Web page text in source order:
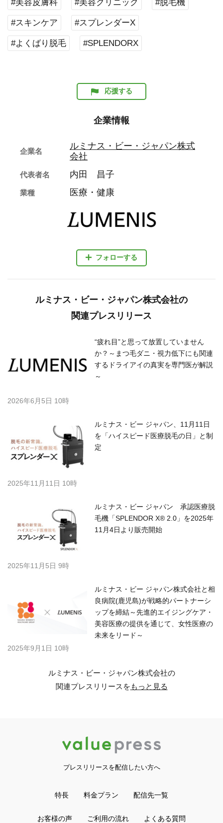
#美容皮膚科 #美容クリニック #脱毛機
#スキンケア #スプレンダーX
#よくばり脱毛 #SPLENDORX
応援する
企業情報
フォローする
企業名
ルミナス・ビー・ジャパン株式
会社
代表者名 内田 昌子
業種 医療・健康
ルミナス・ビー・ジャパン株式会社の
関連プレスリリース
“疲れ目”と思って放置していません
か？～まつ毛ダニ・視力低下にも関連
するドライアイの真実を専門医が解説
～
2026年6月5日 10時
ルミナス・ビー ジャパン、11月11日
を「ハイスピード医療脱毛の日」と制
定
2025年11月11日 10時
ルミナス・ビー ジャパン 承認医療脱
毛機「SPLENDOR X® 2.0」を2025年
11月4日より販売開始
2025年11月5日 9時
ルミナス・ビー ジャパン株式会社と相
良病院(鹿児島)が戦略的パートナーシ
ップを締結～先進的エイジングケア・
美容医療の提供を通じて、女性医療の
未来をリード～
2025年9月1日 10時
ルミナス・ビー・ジャパン株式会社の
関連プレスリリースをもっと見る
プレスリリースを配信したい方へ
特長 料金プラン 配信先一覧
お客様の声 ご利用の流れ よくある質問